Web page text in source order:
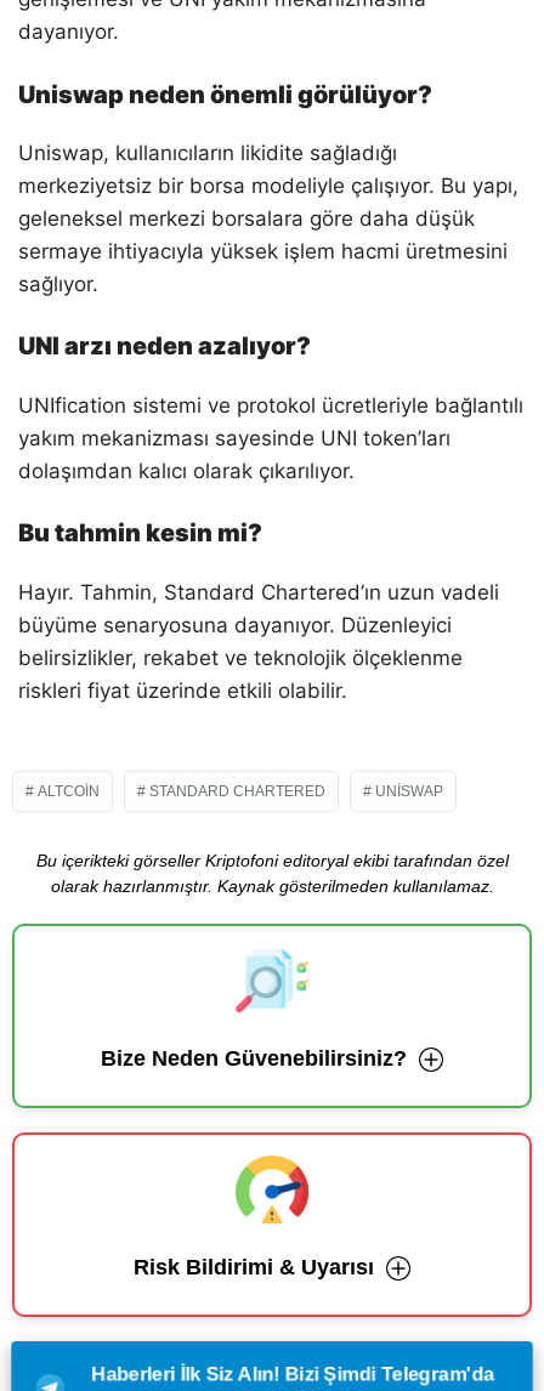
dayanıyor.
Uniswap neden önemli görülüyor?
Uniswap, kullanıcıların likidite sağladığı
merkeziyetsiz bir borsa modeliyle çalışıyor. Bu yapı,
geleneksel merkezi borsalara göre daha düşük
sermaye ihtiyacıyla yüksek işlem hacmi üretmesini
sağlıyor.
UNI arzı neden azalıyor?
UNIfication sistemi ve protokol ücretleriyle bağlantılı
yakım mekanizması sayesinde UNI token’ları
dolaşımdan kalıcı olarak çıkarılıyor.
Bu tahmin kesin mi?
Hayır. Tahmin, Standard Chartered’ın uzun vadeli
büyüme senaryosuna dayanıyor. Düzenleyici
belirsizlikler, rekabet ve teknolojik ölçeklenme
riskleri fiyat üzerinde etkili olabilir.
ALTCOIN STANDARD CHARTERED UNISWAP
Bu içerikteki görseller Kriptofoni editoryal ekibi tarafından özel
olarak hazırlanmıştır. Kaynak gösterilmeden kullanılamaz.
Bize Neden Güvenebilirsiniz?
Risk Bildirimi & Uyarısı
Haberleri İlk Siz Alın! Bizi Şimdi Telegram'da